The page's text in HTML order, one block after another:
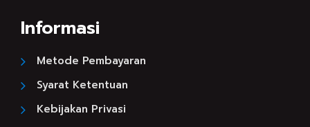
Informasi
Metode Pembayaran
Syarat Ketentuan
Kebijakan Privasi